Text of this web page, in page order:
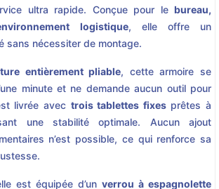
ultra rapide. Conçue pour le bureau,
logistique, elle offre un
sans nécessiter de montage.
entièrement pliable, cette armoire se
minute et ne demande aucun outil pour
livrée avec trois tablettes fixesprêtes à
une stabilité optimale. Aucun ajout
n’est possible, ce qui renforce sa
est équipée d’un verrou à espagnolette